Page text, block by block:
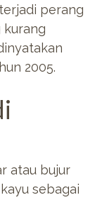
perang
kurang
2005.
atau bujur
kayu sebagai